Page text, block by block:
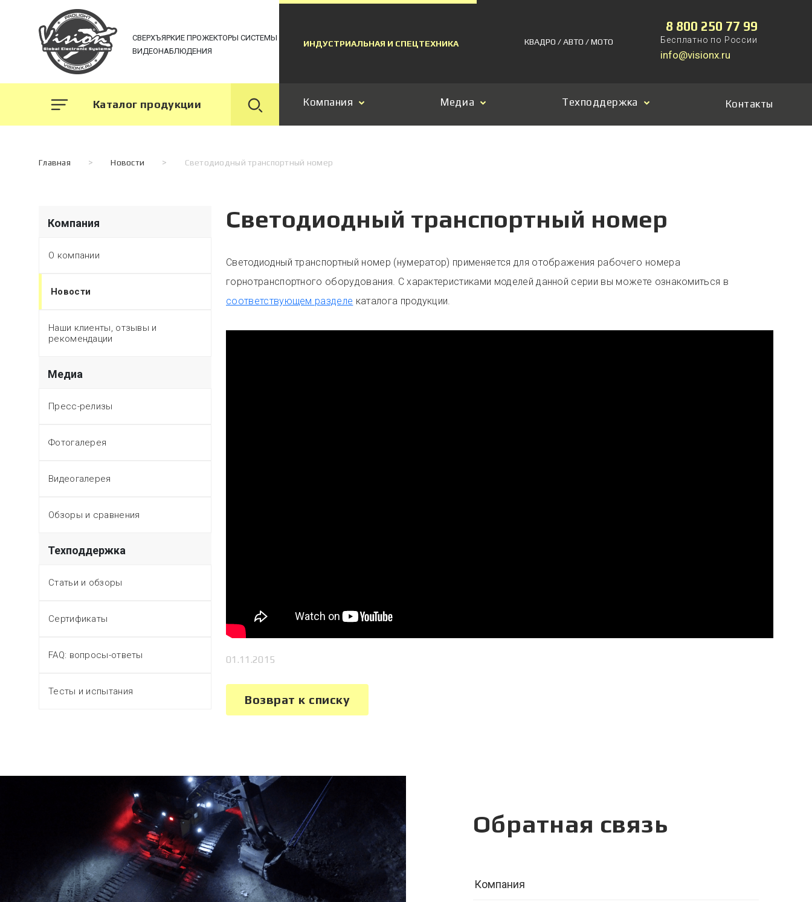
СВЕРХЪЯРКИЕ ПРОЖЕКТОРЫ СИСТЕМЫ
ВИДЕОНАБЛЮДЕНИЯ
ИНДУСТРИАЛЬНАЯ И СПЕЦТЕХНИКА КВАДРО / АВТО / МОТО
8 800 250 77 99
Бесплатно по России
info@visionx.ru
Каталог продукции Компания Медиа Техподдержка Контакты
Главная > Новости > Светодиодный транспортный номер
Компания
О компании
Новости
Наши клиенты, отзывы и
рекомендации
Медиа
Пресс-релизы
Фотогалерея
Видеогалерея
Обзоры и сравнения
Техподдержка
Статьи и обзоры
Сертификаты
FAQ: вопросы-ответы
Тесты и испытания
Светодиодный транспортный номер
Светодиодный транспортный номер (нумератор) применяется для отображения рабочего номера
горнотранспортного оборудования. С характеристиками моделей данной серии вы можете ознакомиться в
соответствующем разделе каталога продукции.
01.11.2015
Возврат к списку
Обратная связь